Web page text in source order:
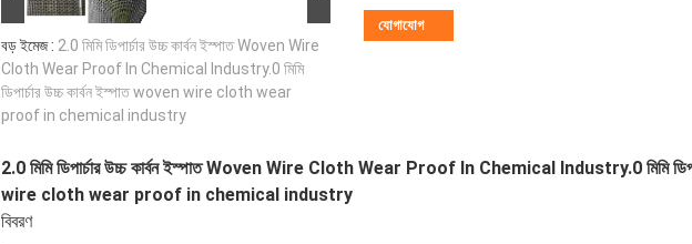
বড় ইমেজ : 2.0 মিমি ডিপার্চার উচ্চ কার্বন ইস্পাত Woven Wire
Cloth Wear Proof In Chemical Industry.0 মিমি
ডিপার্চার উচ্চ কার্বন ইস্পাত woven wire cloth wear
proof in chemical industry
যোগাযোগ
2.0 মিমি ডিপার্চার উচ্চ কার্বন ইস্পাত Woven Wire Cloth Wear Proof In Chemical Industry.0 মিমি
wire cloth wear proof in chemical industry
বিবরণ